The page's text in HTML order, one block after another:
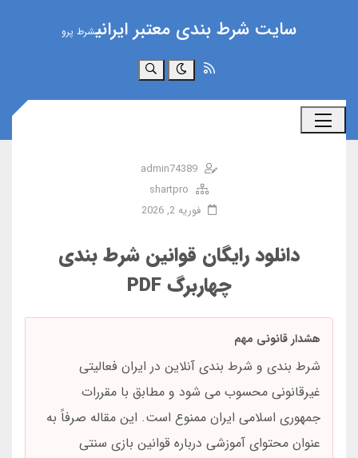
سایت شرط بندی معتبر ایرانیشرط پرو
جستجو
admin74389
shartpro
فوریه 2, 2026
دانلود رایگان قوانین شرط بندی
چهاربرگ PDF
هشدار قانونی مهم
شرط بندی و شرط بندی آنلاین در ایران فعالیتی
غیرقانونی محسوب می شود و مطابق با مقررات
جمهوری اسلامی ایران ممنوع است. این مقاله صرفاً به
عنوان محتوای آموزشی درباره قوانین بازی سنتی